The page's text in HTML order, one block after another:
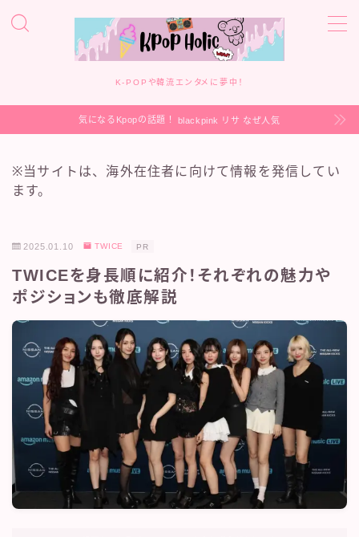
K-POPや韓流エンタメに夢中！
KpopHolic
Privacy Policy
Sitemap
気になるKpopの話題！ blackpink リサ なぜ人気
※当サイトは、海外在住者に向けて情報を発信してい
ます。
2025.01.10 TWICE PR
TWICEを身長順に紹介！それぞれの魅力や
ポジションも徹底解説